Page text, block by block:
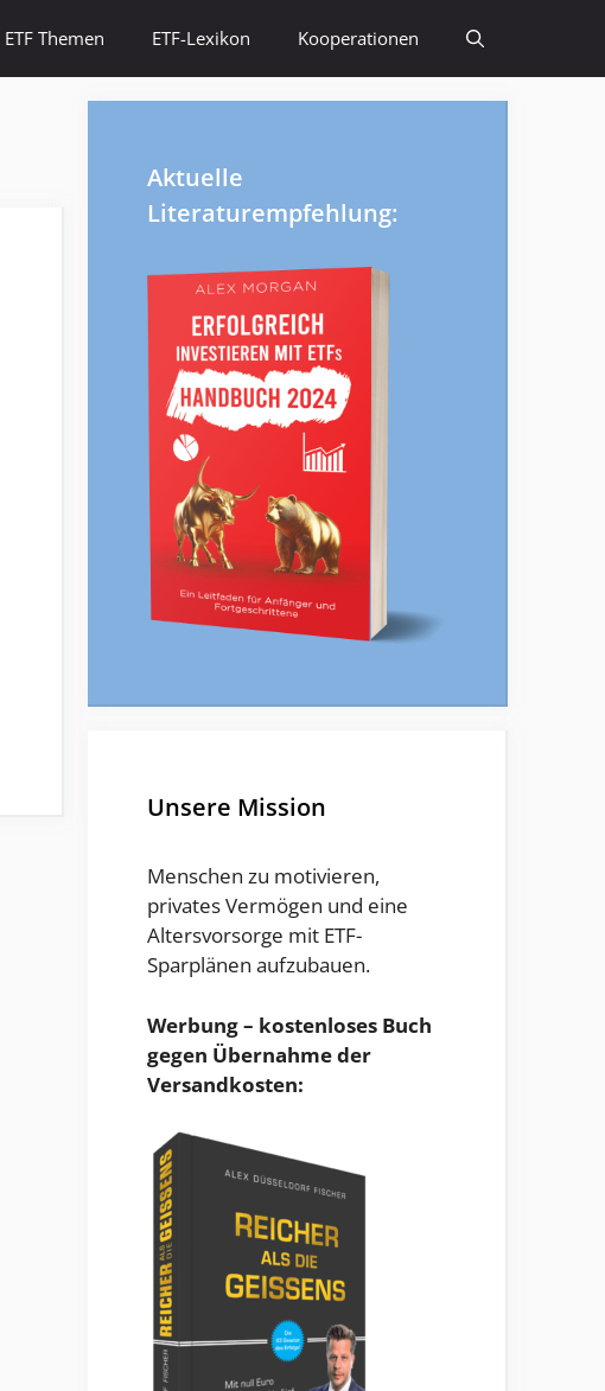
ETF Themen ETF-Lexikon Kooperationen
Aktuelle
Literaturempfehlung:
Unsere Mission
Menschen zu motivieren,
privates Vermögen und eine
Altersvorsorge mit ETF-
Sparplänen aufzubauen.
Werbung – kostenloses Buch
gegen Übernahme der
Versandkosten: